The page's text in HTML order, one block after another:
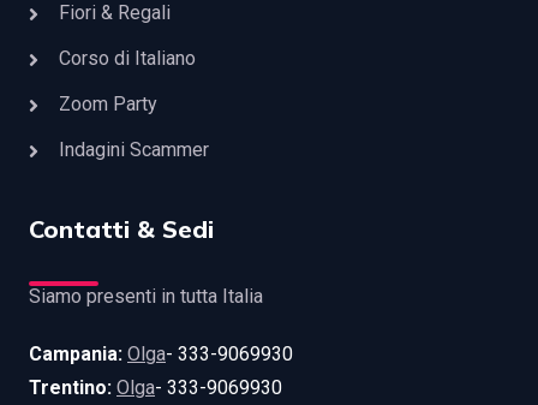
Fiori & Regali
Corso di Italiano
Zoom Party
Indagini Scammer
Contatti & Sedi
Siamo presenti in tutta Italia
Campania: Olga- 333-9069930
Trentino: Olga- 333-9069930